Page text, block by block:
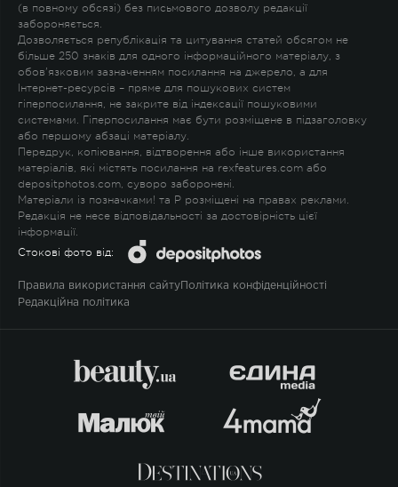
(в повному обсязі) без письмового дозволу редакції
забороняється.
Дозволяється републікація та цитування статей обсягом не
більше 250 знаків для одного інформаційного матеріалу, з
обов'язковим зазначенням посилання на джерело, а для
Інтернет-ресурсів – пряме для пошукових систем
гіперпосилання, не закрите від індексації пошуковими
системами. Гіперпосилання має бути розміщене в підзаголовку
або першому абзаці матеріалу.
Передрук, копіювання, відтворення або інше використання
матеріалів, які містять посилання на rexfeatures.com або
depositphotos.com, суворо заборонені.
Матеріали із позначками! та P розміщені на правах реклами.
Редакція не несе відповідальності за достовірність цієї
інформації.
Стокові фото від:
Правила використання сайту Політика конфіденційності
Редакційна політика